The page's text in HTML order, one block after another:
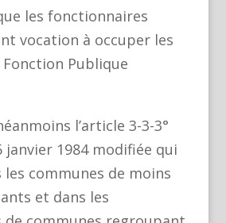
les fonctionnaires
vocation à occuper les
Publique
l’article 3-3-3°
janvier 1984 modifiée qui
communes de moins
et dans les